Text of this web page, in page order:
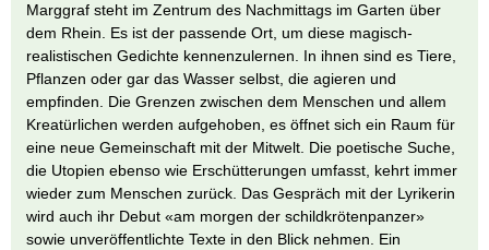
Marggraf steht im Zentrum des Nachmittags im Garten über
dem Rhein. Es ist der passende Ort, um diese magisch-
realistischen Gedichte kennenzulernen. In ihnen sind es Tiere,
Pflanzen oder gar das Wasser selbst, die agieren und
empfinden. Die Grenzen zwischen dem Menschen und allem
Kreatürlichen werden aufgehoben, es öffnet sich ein Raum für
eine neue Gemeinschaft mit der Mitwelt. Die poetische Suche,
die Utopien ebenso wie Erschütterungen umfasst, kehrt immer
wieder zum Menschen zurück. Das Gespräch mit der Lyrikerin
wird auch ihr Debut «am morgen der schildkrötenpanzer»
sowie unveröffentlichte Texte in den Blick nehmen. Ein